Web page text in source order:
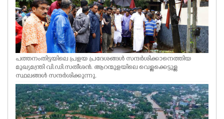
പത്തനംതിട്ടയിലെ പ്രളയ പ്രദേശങ്ങൾ സന്ദർശിക്കാനെത്തിയ
മുഖ്യമന്ത്രി വി.ഡി.സതീശൻ. ആറന്മുളയിലെ വെള്ളക്കെട്ടുള്ള
സ്ഥലങ്ങൾ സന്ദർശിക്കുന്നു.